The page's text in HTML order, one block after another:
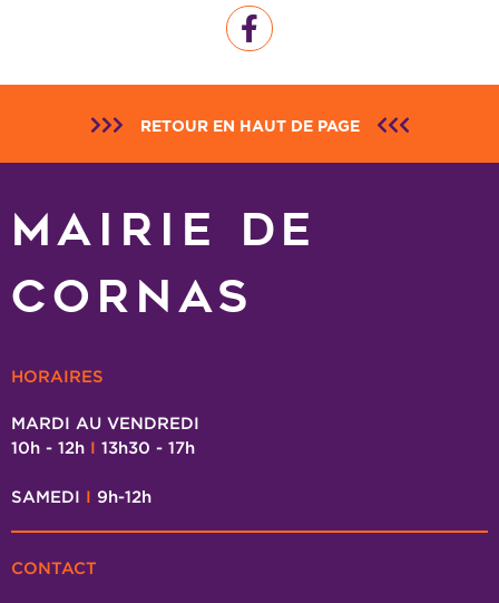
RETOUR EN HAUT DE PAGE
MAIRIE DE
CORNAS
HORAIRES
MARDI AU VENDREDI
10h - 12h I 13h30 - 17h
SAMEDI I 9h-12h
CONTACT